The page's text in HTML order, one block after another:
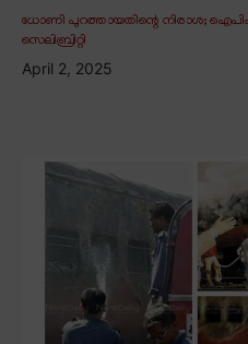
ധോണി പുറത്തായതിന്റെ നിരാശ;
സെലിബ്രിറ്റി
April 2, 2025